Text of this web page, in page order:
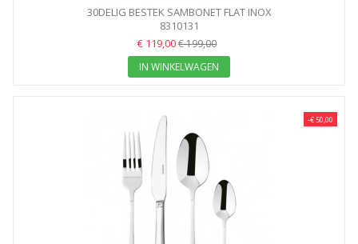
30DELIG BESTEK SAMBONET FLAT INOX
8310131
€ 119,00€ 199,00
IN WINKELWAGEN
-€ 50,00